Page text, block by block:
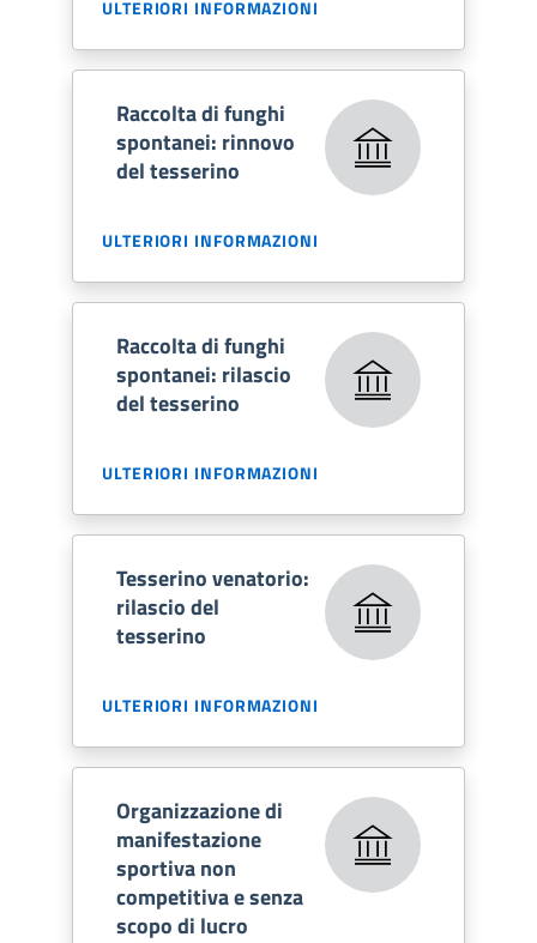
ULTERIORI INFORMAZIONI
Raccolta di funghi
spontanei: rinnovo
del tesserino
ULTERIORI INFORMAZIONI
Raccolta di funghi
spontanei: rilascio
del tesserino
ULTERIORI INFORMAZIONI
Tesserino venatorio:
rilascio del
tesserino
ULTERIORI INFORMAZIONI
Organizzazione di
manifestazione
sportiva non
competitiva e senza
scopo di lucro